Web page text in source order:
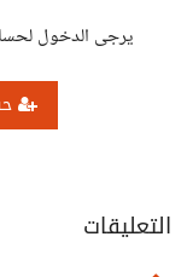
يرجى الدخول
التعليقات